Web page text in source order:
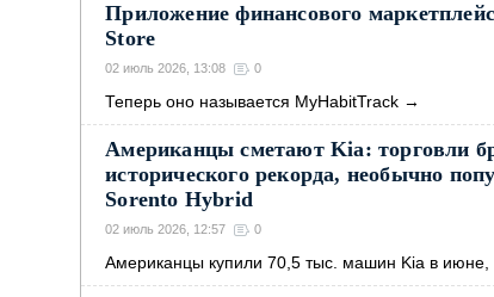
Приложение финансового
Store
02 июль 2026, 13:08 0
Теперь оно называется MyHabitTrack →
Американцы сметают Kia: торговли
исторического рекорда, необычно
Sorento Hybrid
02 июль 2026, 12:57 0
Американцы купили 70,5 тыс. машин Kia в июне,